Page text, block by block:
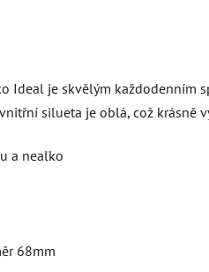
Ideal je skvělým každodenním
silueta je oblá, což krásně
a nealko
68mm